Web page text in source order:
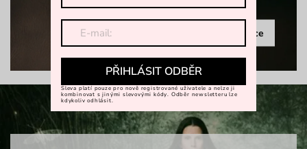
Celá kolekce
PŘIHLÁSIT ODBĚR
Sleva platí pouze pro nově registrované uživatele a nelze ji
kombinovat s jinými slevovými kódy. Odběr newsletteru lze
kdykoliv odhlásit.